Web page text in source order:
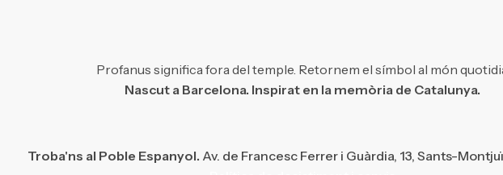
Profanus significa fora del temple. Retornem el símbol al món
Nascut a Barcelona. Inspirat en la memòria de Catalunya.
Troba'ns al Poble Espanyol. Av. de Francesc Ferrer i Guàrdia, 13, Sants-